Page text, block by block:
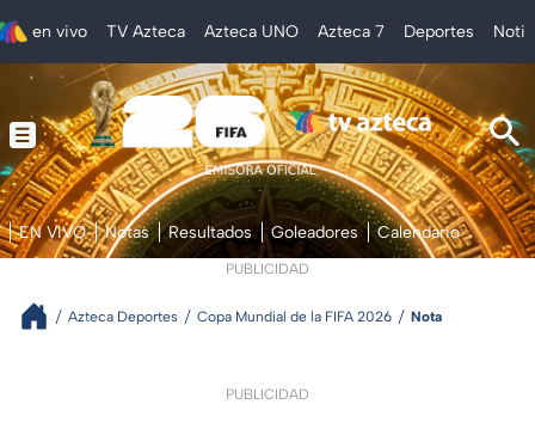
en vivo TV Azteca Azteca UNO Azteca 7 Deportes
EN VIVO Notas Resultados Goleadores Calendario
PUBLICIDAD
Azteca Deportes Copa Mundial de la FIFA 2026 Nota
PUBLICIDAD